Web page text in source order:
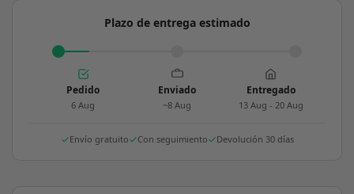
Plazo de entrega estimado
Pedido
6 Aug
Enviado
~8 Aug
Entregado
13 Aug - 20 Aug
Envío gratuito Con seguimiento Devolución 30 días